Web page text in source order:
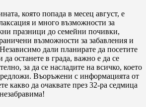
която попада в месец август, е
и много възможности за
празници до семейни почивки,
възможности за забавления и
дали планирате да посетите
останете в града, важно е да се
за да се насладите на всичко, което
Въоръжени с информацията от
какво да очаквате през 32-ра седмица